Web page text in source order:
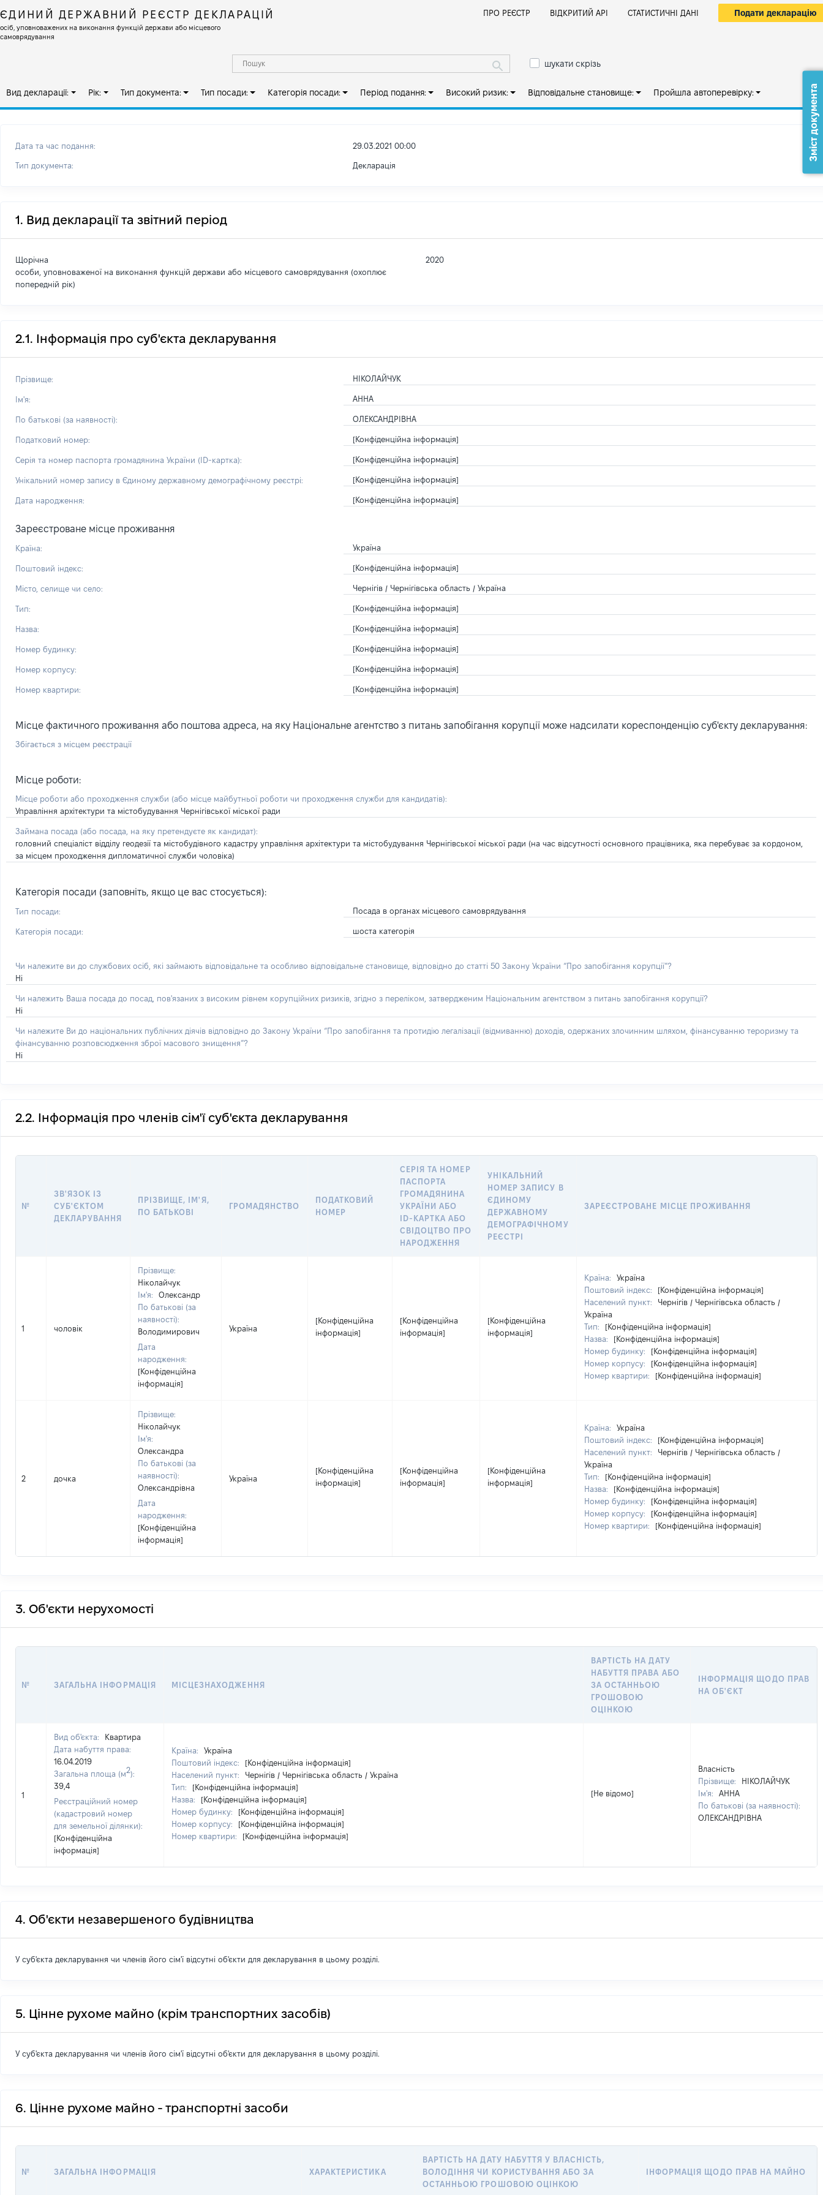
ЄДИНИЙ ДЕРЖАВНИЙ РЕЄСТР ДЕКЛАРАЦІЙ
осіб, уповноважених на виконання функцій держави або місцевого
самоврядування
ПРО РЕЄСТР ВІДКРИТИЙ АРІ СТАТИСТИЧНІ ДАНІ Подати декларацію
шукати скрізь
Вид декларації: Рік: Тип документа: Тип посади: Категорія посади: Період подання: Високий ризик: Відповідальне становище: Пройшла автоперевірку:
Дата та час подання: 29.03.2021 00:00
Тип документа: Декларація
1. Вид декларації та звітний період
Щорічна
особи, уповноваженої на виконання функцій держави або місцевого самоврядування (охоплює
попередній рік)
2020
2.1. Інформація про суб'єкта декларування
Прізвище: НІКОЛАЙЧУК
Ім'я: АННА
По батькові (за наявності): ОЛЕКСАНДРІВНА
Податковий номер: [Конфіденційна інформація]
Серія та номер паспорта громадянина України (ID-картка): [Конфіденційна інформація]
Унікальний номер запису в Єдиному державному демографічному реєстрі: [Конфіденційна інформація]
Дата народження: [Конфіденційна інформація]
Зареєстроване місце проживання
Країна: Україна
Поштовий індекс: [Конфіденційна інформація]
Місто, селище чи село: Чернігів / Чернігівська область / Україна
Тип: [Конфіденційна інформація]
Назва: [Конфіденційна інформація]
Номер будинку: [Конфіденційна інформація]
Номер корпусу: [Конфіденційна інформація]
Номер квартири: [Конфіденційна інформація]
Місце фактичного проживання або поштова адреса, на яку Національне агентство з питань запобігання корупції може надсилати кореспонденцію суб'єкту декларування:
Збігається з місцем реєстрації
Місце роботи:
Місце роботи або проходження служби (або місце майбутньої роботи чи проходження служби для кандидатів):
Управління архітектури та містобудування Чернігівської міської ради
Займана посада (або посада, на яку претендуєте як кандидат):
головний спеціаліст відділу геодезії та містобудівного кадастру управління архітектури та містобудування Чернігівської міської ради (на час відсутності основного працівника, яка перебуває за кордоном,
за місцем проходження дипломатичної служби чоловіка)
Категорія посади (заповніть, якщо це вас стосується):
Тип посади: Посада в органах місцевого самоврядування
Категорія посади: шоста категорія
Чи належите ви до службових осіб, які займають відповідальне та особливо відповідальне становище, відповідно до статті 50 Закону України “Про запобігання корупції”?
Ні
Чи належить Ваша посада до посад, пов'язаних з високим рівнем корупційних ризиків, згідно з переліком, затвердженим Національним агентством з питань запобігання корупції?
Ні
Чи належите Ви до національних публічних діячів відповідно до Закону України “Про запобігання та протидію легалізації (відмиванню) доходів, одержаних злочинним шляхом, фінансуванню тероризму та
фінансуванню розповсюдження зброї масового знищення”?
Ні
2.2. Інформація про членів сім'ї суб'єкта декларування
№
ЗВ'ЯЗОК ІЗ
СУБ'ЄКТОМ
ДЕКЛАРУВАННЯ
ПРІЗВИЩЕ, ІМ'Я,
ПО БАТЬКОВІ
ГРОМАДЯНСТВО
ПОДАТКОВИЙ
НОМЕР
СЕРІЯ ТА НОМЕР
ПАСПОРТА
ГРОМАДЯНИНА
УКРАЇНИ АБО
ID-КАРТКА АБО
СВІДОЦТВО ПРО
НАРОДЖЕННЯ
УНІКАЛЬНИЙ
НОМЕР ЗАПИСУ В
ЄДИНОМУ
ДЕРЖАВНОМУ
ДЕМОГРАФІЧНОМУ
РЕЄСТРІ
ЗАРЕЄСТРОВАНЕ МІСЦЕ ПРОЖИВАННЯ
1 чоловік
Прізвище:
Ніколайчук
Ім'я:
Олександр
По батькові (за
наявності):
Володимирович
Дата
народження:
[Конфіденційна
інформація]
Україна
[Конфіденційна
інформація]
[Конфіденційна
інформація]
[Конфіденційна
інформація]
Країна:
Україна
Поштовий індекс:
[Конфіденційна інформація]
Населений пункт:
Чернігів / Чернігівська область /
Україна
Тип:
[Конфіденційна інформація]
Назва:
[Конфіденційна інформація]
Номер будинку:
[Конфіденційна інформація]
Номер корпусу:
[Конфіденційна інформація]
Номер квартири:
[Конфіденційна інформація]
2 дочка
Прізвище:
Ніколайчук
Ім'я:
Олександра
По батькові (за
наявності):
Олександрівна
Дата
народження:
[Конфіденційна
інформація]
Україна
[Конфіденційна
інформація]
[Конфіденційна
інформація]
[Конфіденційна
інформація]
Країна:
Україна
Поштовий індекс:
[Конфіденційна інформація]
Населений пункт:
Чернігів / Чернігівська область /
Україна
Тип:
[Конфіденційна інформація]
Назва:
[Конфіденційна інформація]
Номер будинку:
[Конфіденційна інформація]
Номер корпусу:
[Конфіденційна інформація]
Номер квартири:
[Конфіденційна інформація]
3. Об'єкти нерухомості
№ ЗАГАЛЬНА ІНФОРМАЦІЯ МІСЦЕЗНАХОДЖЕННЯ
ВАРТІСТЬ НА ДАТУ
НАБУТТЯ ПРАВА АБО
ЗА ОСТАННЬОЮ
ГРОШОВОЮ
ОЦІНКОЮ
ІНФОРМАЦІЯ ЩОДО ПРАВ
НА ОБ'ЄКТ
1
Вид об'єкта:
Квартира
Дата набуття права:
16.04.2019
Загальна площа (м2):
39,4
Реєстраційний номер
(кадастровий номер
для земельної ділянки):
[Конфіденційна
інформація]
Країна:
Україна
Поштовий індекс:
[Конфіденційна інформація]
Населений пункт:
Чернігів / Чернігівська область / Україна
Тип:
[Конфіденційна інформація]
Назва:
[Конфіденційна інформація]
Номер будинку:
[Конфіденційна інформація]
Номер корпусу:
[Конфіденційна інформація]
Номер квартири:
[Конфіденційна інформація]
[Не відомо]
Власність
Прізвище:
НІКОЛАЙЧУК
Ім'я:
АННА
По батькові (за наявності):
ОЛЕКСАНДРІВНА
4. Об'єкти незавершеного будівництва
У суб'єкта декларування чи членів його сім'ї відсутні об'єкти для декларування в цьому розділі.
5. Цінне рухоме майно (крім транспортних засобів)
У суб'єкта декларування чи членів його сім'ї відсутні об'єкти для декларування в цьому розділі.
6. Цінне рухоме майно - транспортні засоби
№ ЗАГАЛЬНА ІНФОРМАЦІЯ ХАРАКТЕРИСТИКА
ВАРТІСТЬ НА ДАТУ НАБУТТЯ У ВЛАСНІСТЬ,
ВОЛОДІННЯ ЧИ КОРИСТУВАННЯ АБО ЗА
ОСТАННЬОЮ ГРОШОВОЮ ОЦІНКОЮ
ІНФОРМАЦІЯ ЩОДО ПРАВ НА МАЙНО
Зміст документа